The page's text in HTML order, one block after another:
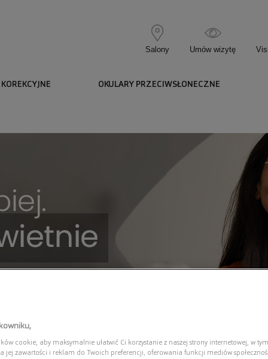
Salony Umów wizytę
OKULARY PRZECIWSŁONECZNE
cookie, aby maksymalnie ułatwić Ci korzystanie z naszej strony internetowej, w
jej zawartości i reklam do Twoich preferencji, oferowania funkcji mediów